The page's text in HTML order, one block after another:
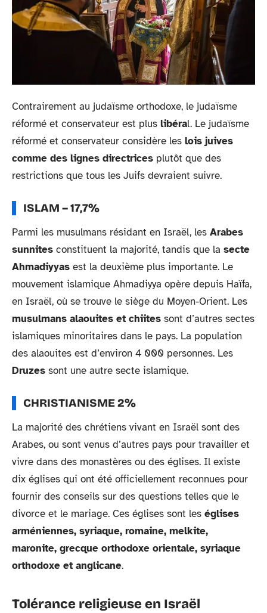
Contrairement au judaïsme orthodoxe, le judaïsme
réformé et conservateur est plus libéral. Le judaïsme
réformé et conservateur considère les lois juives
comme des lignes directrices plutôt que des
restrictions que tous les Juifs devraient suivre.
ISLAM – 17,7%
Parmi les musulmans résidant en Israël, les Arabes
sunnites constituent la majorité, tandis que la secte
Ahmadiyyas est la deuxième plus importante. Le
mouvement islamique Ahmadiyya opère depuis Haïfa,
en Israël, où se trouve le siège du Moyen-Orient. Les
musulmans alaouites et chiites sont d’autres sectes
islamiques minoritaires dans le pays. La population
des alaouites est d’environ 4 000 personnes. Les
Druzes sont une autre secte islamique.
CHRISTIANISME 2%
La majorité des chrétiens vivant en Israël sont des
Arabes, ou sont venus d’autres pays pour travailler et
vivre dans des monastères ou des églises. Il existe
dix églises qui ont été officiellement reconnues pour
fournir des conseils sur des questions telles que le
divorce et le mariage. Ces églises sont les églises
arméniennes, syriaque, romaine, melkite,
maronite, grecque orthodoxe orientale, syriaque
orthodoxe et anglicane.
Tolérance religieuse en Israël